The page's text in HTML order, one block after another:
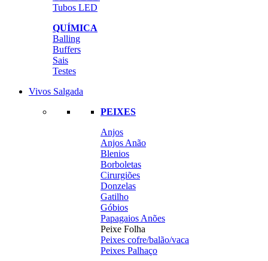
Tubos LED
QUÍMICA
Balling
Buffers
Sais
Testes
Vivos Salgada
PEIXES
Anjos
Anjos Anão
Blenios
Borboletas
Cirurgiões
Donzelas
Gatilho
Góbios
Papagaios Anões
Peixe Folha
Peixes cofre/balão/vaca
Peixes Palhaço